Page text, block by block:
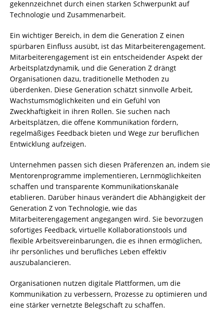
gekennzeichnet durch einen starken Schwerpunkt auf
Technologie und Zusammenarbeit.
Ein wichtiger Bereich, in dem die Generation Z einen
spürbaren Einfluss ausübt, ist das Mitarbeiterengagement.
Mitarbeiterengagement ist ein entscheidender Aspekt der
Arbeitsplatzdynamik, und die Generation Z drängt
Organisationen dazu, traditionelle Methoden zu
überdenken. Diese Generation schätzt sinnvolle Arbeit,
Wachstumsmöglichkeiten und ein Gefühl von
Zweckhaftigkeit in ihren Rollen. Sie suchen nach
Arbeitsplätzen, die offene Kommunikation fördern,
regelmäßiges Feedback bieten und Wege zur beruflichen
Entwicklung aufzeigen.
Unternehmen passen sich diesen Präferenzen an, indem sie
Mentorenprogramme implementieren, Lernmöglichkeiten
schaffen und transparente Kommunikationskanäle
etablieren. Darüber hinaus verändert die Abhängigkeit der
Generation Z von Technologie, wie das
Mitarbeiterengagement angegangen wird. Sie bevorzugen
sofortiges Feedback, virtuelle Kollaborationstools und
flexible Arbeitsvereinbarungen, die es ihnen ermöglichen,
ihr persönliches und berufliches Leben effektiv
auszubalancieren.
Organisationen nutzen digitale Plattformen, um die
Kommunikation zu verbessern, Prozesse zu optimieren und
eine stärker vernetzte Belegschaft zu schaffen.